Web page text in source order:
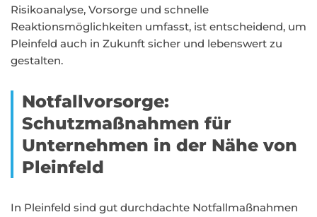
Risikoanalyse, Vorsorge und schnelle
Reaktionsmöglichkeiten umfasst, ist entscheidend, um
Pleinfeld auch in Zukunft sicher und lebenswert zu
gestalten.
Notfallvorsorge:
Schutzmaßnahmen für
Unternehmen in der Nähe von
Pleinfeld
In Pleinfeld sind gut durchdachte Notfallmaßnahmen